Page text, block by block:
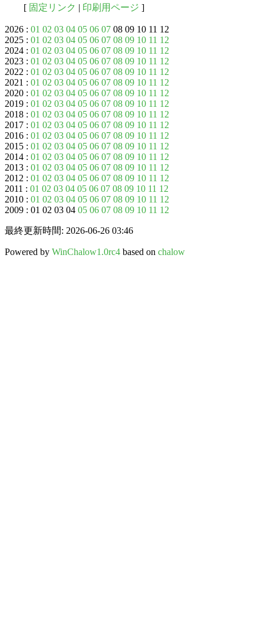
[ 固定リンク | 印刷用ページ ]
2026 : 01 02 03 04 05 06 07 08 09 10 11 12
2025 : 01 02 03 04 05 06 07 08 09 10 11 12
2024 : 01 02 03 04 05 06 07 08 09 10 11 12
2023 : 01 02 03 04 05 06 07 08 09 10 11 12
2022 : 01 02 03 04 05 06 07 08 09 10 11 12
2021 : 01 02 03 04 05 06 07 08 09 10 11 12
2020 : 01 02 03 04 05 06 07 08 09 10 11 12
2019 : 01 02 03 04 05 06 07 08 09 10 11 12
2018 : 01 02 03 04 05 06 07 08 09 10 11 12
2017 : 01 02 03 04 05 06 07 08 09 10 11 12
2016 : 01 02 03 04 05 06 07 08 09 10 11 12
2015 : 01 02 03 04 05 06 07 08 09 10 11 12
2014 : 01 02 03 04 05 06 07 08 09 10 11 12
2013 : 01 02 03 04 05 06 07 08 09 10 11 12
2012 : 01 02 03 04 05 06 07 08 09 10 11 12
2011 : 01 02 03 04 05 06 07 08 09 10 11 12
2010 : 01 02 03 04 05 06 07 08 09 10 11 12
2009 : 01 02 03 04 05 06 07 08 09 10 11 12
最終更新時間: 2026-06-26 03:46
Powered by WinChalow1.0rc4 based on chalow